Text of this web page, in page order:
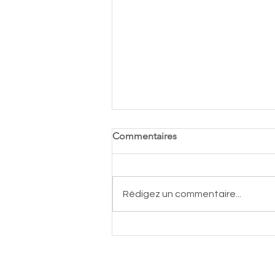
Commentaires
Rédigez un commentaire...